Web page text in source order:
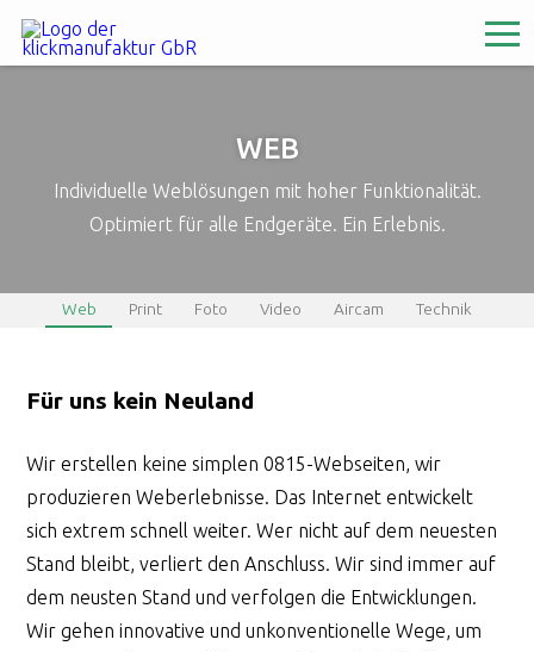
WEB
Individuelle Weblösungen mit hoher Funktionalität.
Optimiert für alle Endgeräte. Ein Erlebnis.
Web Print Foto Video Aircam Technik
Für uns kein Neuland
Wir erstellen keine simplen 0815-Webseiten, wir
produzieren Weberlebnisse. Das Internet entwickelt
sich extrem schnell weiter. Wer nicht auf dem neuesten
Stand bleibt, verliert den Anschluss. Wir sind immer auf
dem neusten Stand und verfolgen die Entwicklungen.
Wir gehen innovative und unkonventionelle Wege, um